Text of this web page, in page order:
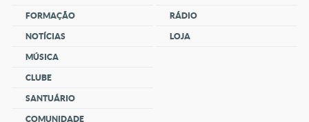
FORMAÇÃO
NOTÍCIAS
MÚSICA
CLUBE
SANTUÁRIO
COMUNIDADE
RÁDIO
LOJA